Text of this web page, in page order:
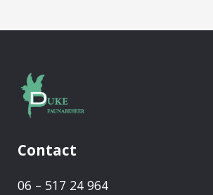
vergassen
een
van
Contact
06 – 517 24 964